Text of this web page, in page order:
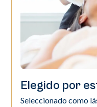
Elegido por
Seleccionado como